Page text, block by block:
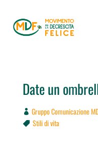
Date un
Gruppo Comunicazione
 Stili di vita